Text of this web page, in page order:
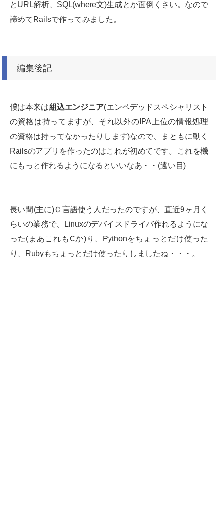
とURL解析、SQL(where文)生成とか面倒くさい。なので
諦めてRailsで作ってみました。
編集後記
僕は本来は組込エンジニア(エンベデッドスペシャリスト
の資格は持ってますが、それ以外のIPA上位の情報処理
の資格は持ってなかったりします)なので、まともに動く
Railsのアプリを作ったのはこれが初めてです。これを機
にもっと作れるようになるといいなあ・・(遠い目)
長い間(主に)Ｃ言語使う人だったのですが、直近9ヶ月く
らいの業務で、Linuxのデバイスドライバ作れるようにな
った(まあこれもCか)り、Pythonをちょっとだけ使った
り、Rubyもちょっとだけ使ったりしましたね・・・。